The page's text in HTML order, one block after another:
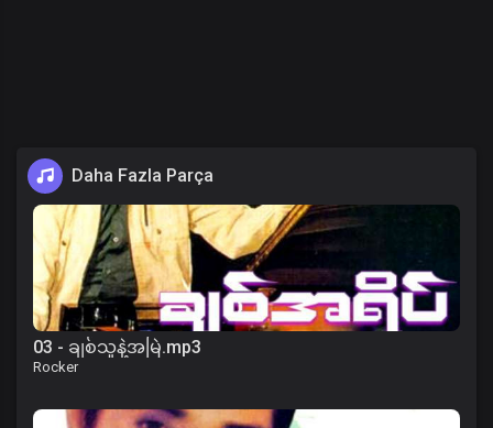
Daha Fazla Parça
03 - ချစ်သူနဲ့အမြဲ.mp3
Rocker